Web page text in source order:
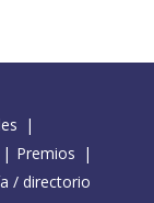
Premios
/ directorio